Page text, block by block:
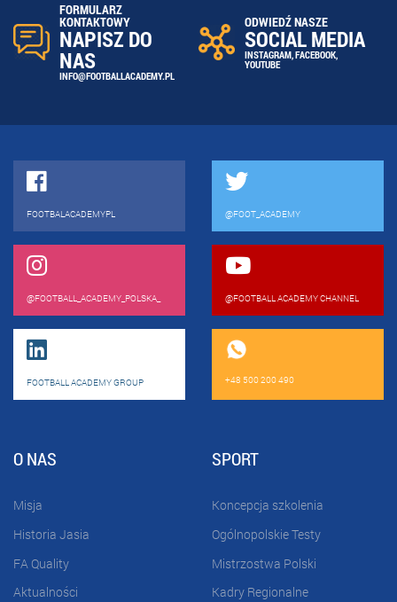
FORMULARZ
KONTAKTOWY
NAPISZ DO
NAS
INFO@FOOTBALLACADEMY.PL
ODWIEDŹ NASZE
SOCIAL MEDIA
INSTAGRAM,FACEBOOK,
YOUTUBE
FOOTBALACADEMYPL @FOOT_ACADEMY
@FOOTBALL_ACADEMY_POLSKA_ @FOOTBALL ACADEMY CHANNEL
FOOTBALL ACADEMY GROUP +48 500 200 490
O NAS
Misja
Historia Jasia
FA Quality
Aktualności
SPORT
Koncepcja szkolenia
Ogólnopolskie Testy
Mistrzostwa Polski
Kadry Regionalne